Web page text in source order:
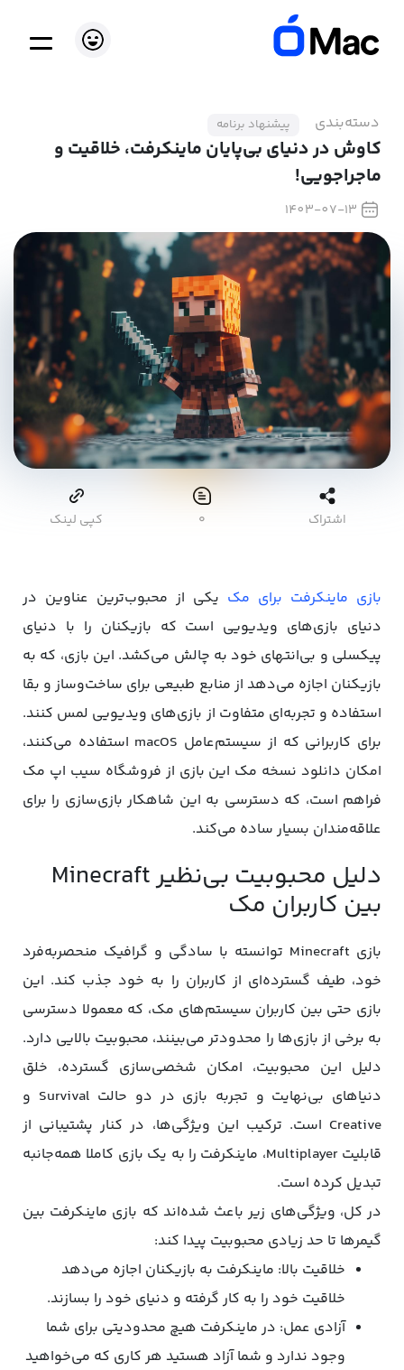
دسته‌بندی پیشنهاد برنامه
کاوش در دنیای بی‌پایان ماینکرفت، خلاقیت و
ماجراجویی!
1403-07-13
اشتراک ۰ کپی لینک
بازی ماینکرفت برای مک یکی از محبوب‌ترین عناوین در
دنیای بازی‌های ویدیویی است که بازیکنان را با دنیای
پیکسلی و بی‌انتهای خود به چالش می‌کشد. این بازی، که به
بازیکنان اجازه می‌دهد از منابع طبیعی برای ساخت‌وساز و بقا
استفاده و تجربه‌ای متفاوت از بازی‌های ویدیویی لمس کنند.
برای کاربرانی که از سیستم‌عامل macOS استفاده می‌کنند،
امکان دانلود نسخه مک این بازی از فروشگاه سیب اپ مک
فراهم است، که دسترسی به این شاهکار بازی‌سازی را برای
علاقه‌مندان بسیار ساده می‌کند.
دلیل محبوبیت بی‌نظیر Minecraft
بین کاربران مک
بازی Minecraft توانسته با سادگی و گرافیک منحصربه‌فرد
خود، طیف گسترده‌ای از کاربران را به خود جذب کند. این
بازی حتی بین کاربران سیستم‌های مک، که معمولا دسترسی
به برخی از بازی‌ها را محدودتر می‌بینند، محبوبیت بالایی دارد.
دلیل این محبوبیت، امکان شخصی‌سازی گسترده، خلق
دنیاهای بی‌نهایت و تجربه بازی در دو حالت Survival و
Creative است. ترکیب این ویژگی‌ها، در کنار پشتیبانی از
قابلیت Multiplayer، ماینکرفت را به یک بازی کاملا همه‌جانبه
تبدیل کرده است.
در کل، ویژگی‌های زیر باعث شده‌اند که بازی ماینکرفت بین
گیمرها تا حد زیادی محبوبیت پیدا کند:
خلاقیت بالا: ماینکرفت به بازیکنان اجازه می‌دهد
خلاقیت خود را به کار گرفته و دنیای خود را بسازند.
آزادی عمل: در ماینکرفت هیچ محدودیتی برای شما
وجود ندارد و شما آزاد هستید هر کاری که می‌خواهید